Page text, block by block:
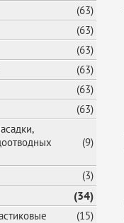
(63)
(63)
(63)
(63)
(63)
(63)
(9)
(3)
(34)
(15)